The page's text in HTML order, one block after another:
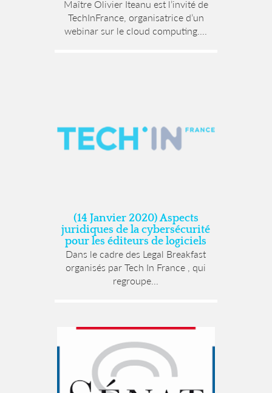
Maître Olivier Iteanu est l’invité de
TechInFrance, organisatrice d’un
webinar sur le cloud computing....
(14 Janvier 2020) Aspects
juridiques de la cybersécurité
pour les éditeurs de logiciels
Dans le cadre des Legal Breakfast
organisés par Tech In France , qui
regroupe...